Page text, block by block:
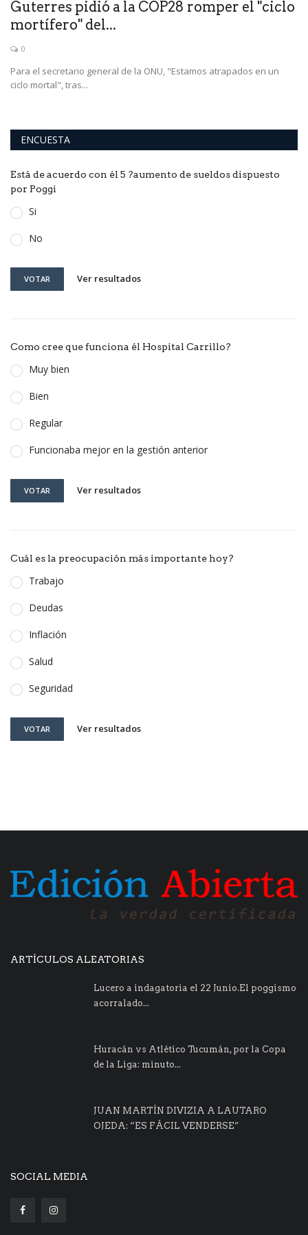
Guterres pidió a la COP28 romper el "ciclo
mortífero" del...
0
Para el secretario general de la ONU, "Estamos atrapados en un
ciclo mortal", tras...
ENCUESTA
Está de acuerdo con él 5 ?aumento de sueldos dispuesto
por Poggi
Si
No
VOTAR Ver resultados
Como cree que funciona él Hospital Carrillo?
Muy bien
Bien
Regular
Funcionaba mejor en la gestión anterior
VOTAR Ver resultados
Cuál es la preocupación más importante hoy?
Trabajo
Deudas
Inflación
Salud
Seguridad
VOTAR Ver resultados
ARTÍCULOS ALEATORIAS
Lucero a indagatoria el 22 Junio.El poggismo
acorralado...
Huracán vs Atlético Tucumán, por la Copa
de la Liga: minuto...
JUAN MARTÍN DIVIZIA A LAUTARO
OJEDA: “ES FÁCIL VENDERSE”
SOCIAL MEDIA